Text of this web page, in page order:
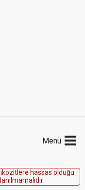
Menü
ikozitere hassas o duğu
anı mama ıdır